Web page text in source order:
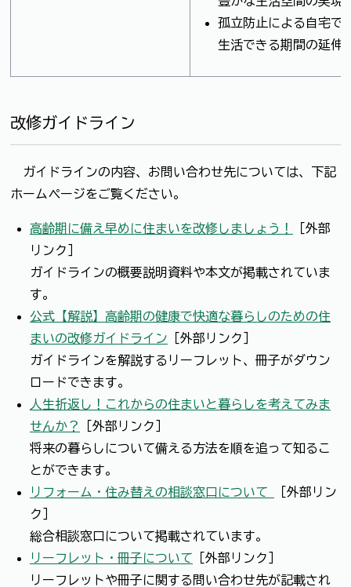
孤立防止による自宅で
生活できる期間の延伸
改修ガイドライン
ガイドラインの内容、お問い合わせ先については、下記
ホームページをご覧ください。
高齢期に備え早めに住まいを改修しましょう！
［外部
リンク］
ガイドラインの概要説明資料や本文が掲載されていま
す。
公式【解説】高齢期の健康で快適な暮らしのための住
まいの改修ガイドライン ［外部リンク］
ガイドラインを解説するリーフレット、冊子がダウン
ロードできます。
人生折返し！これからの住まいと暮らしを考えてみま
せんか？
［外部リンク］
将来の暮らしについて備える方法を順を追って知るこ
とができます。
リフォーム・住み替えの相談窓口について
［外部リン
ク］
総合相談窓口について掲載されています。
リーフレット・冊子について ［外部リンク］
リーフレットや冊子に関する問い合わせ先が記載され